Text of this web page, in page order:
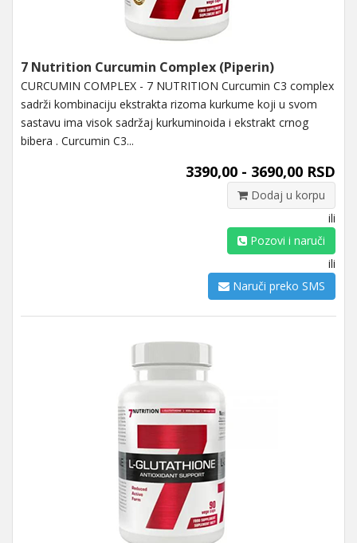
7 Nutrition Curcumin Complex (Piperin)
CURCUMIN COMPLEX - 7 NUTRITION Curcumin C3 complex
sadrži kombinaciju ekstrakta rizoma kurkume koji u svom
sastavu ima visok sadržaj kurkuminoida i ekstrakt crnog
bibera . Curcumin C3...
3390,00 - 3690,00 RSD
Dodaj u korpu
ili
Pozovi i naruči
ili
Naruči preko SMS